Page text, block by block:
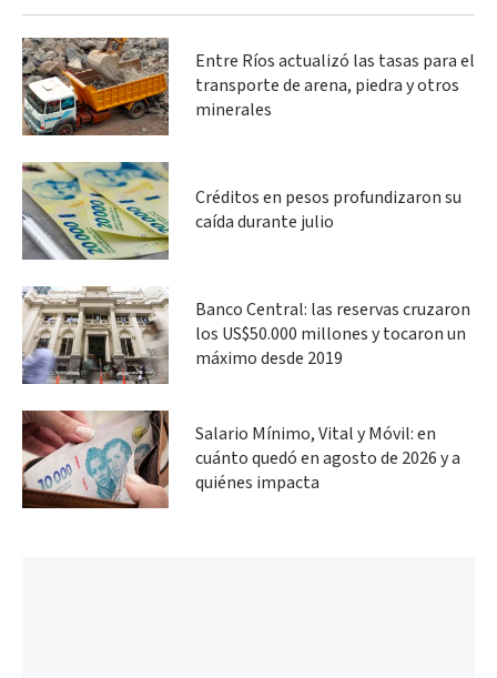
Entre Ríos actualizó las tasas para el
transporte de arena, piedra y otros
minerales
Créditos en pesos profundizaron su
caída durante julio
Banco Central: las reservas cruzaron
los US$50.000 millones y tocaron un
máximo desde 2019
Salario Mínimo, Vital y Móvil: en
cuánto quedó en agosto de 2026 y a
quiénes impacta